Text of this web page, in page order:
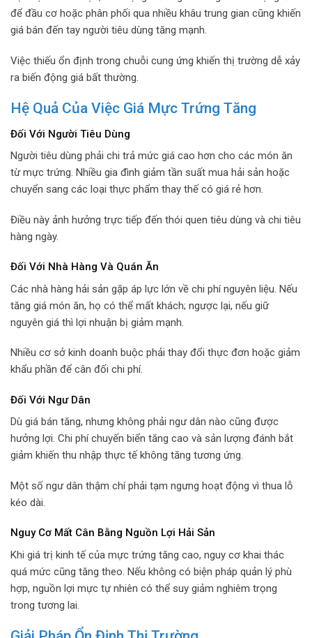
để đầu cơ hoặc phân phối qua nhiều khâu trung gian cũng khiến
giá bán đến tay người tiêu dùng tăng mạnh.
Việc thiếu ổn định trong chuỗi cung ứng khiến thị trường dễ xảy
ra biến động giá bất thường.
Hệ Quả Của Việc Giá Mực Trứng Tăng
Đối Với Người Tiêu Dùng
Người tiêu dùng phải chi trả mức giá cao hơn cho các món ăn
từ mực trứng. Nhiều gia đình giảm tần suất mua hải sản hoặc
chuyển sang các loại thực phẩm thay thế có giá rẻ hơn.
Điều này ảnh hưởng trực tiếp đến thói quen tiêu dùng và chi tiêu
hàng ngày.
Đối Với Nhà Hàng Và Quán Ăn
Các nhà hàng hải sản gặp áp lực lớn về chi phí nguyên liệu. Nếu
tăng giá món ăn, họ có thể mất khách; ngược lại, nếu giữ
nguyên giá thì lợi nhuận bị giảm mạnh.
Nhiều cơ sở kinh doanh buộc phải thay đổi thực đơn hoặc giảm
khẩu phần để cân đối chi phí.
Đối Với Ngư Dân
Dù giá bán tăng, nhưng không phải ngư dân nào cũng được
hưởng lợi. Chi phí chuyến biển tăng cao và sản lượng đánh bắt
giảm khiến thu nhập thực tế không tăng tương ứng.
Một số ngư dân thậm chí phải tạm ngưng hoạt động vì thua lỗ
kéo dài.
Nguy Cơ Mất Cân Bằng Nguồn Lợi Hải Sản
Khi giá trị kinh tế của mực trứng tăng cao, nguy cơ khai thác
quá mức cũng tăng theo. Nếu không có biện pháp quản lý phù
hợp, nguồn lợi mực tự nhiên có thể suy giảm nghiêm trọng
trong tương lai.